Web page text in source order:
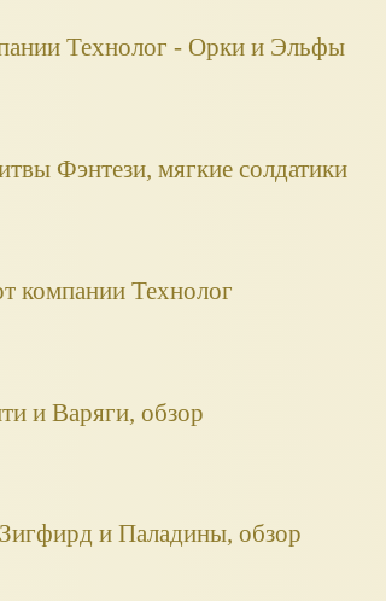
Технолог - Орки и Эльфы
Фэнтези, мягкие солдатики
компании Технолог
и Варяги, обзор
и Паладины, обзор